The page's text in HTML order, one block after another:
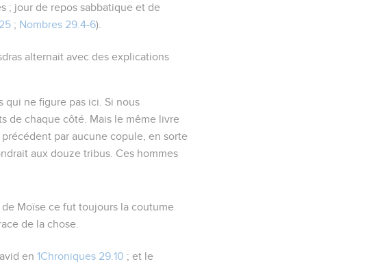
; jour de repos sabbatique et de
; Nombres 29.4-6).
alternait avec des explications
qui ne figure pas ici. Si nous
de chaque côté. Mais le même livre
par aucune copule, en sorte
aux douze tribus. Ces hommes
de Moïse ce fut toujours la coutume
de la chose.
en1Chroniques 29.10 ; et le